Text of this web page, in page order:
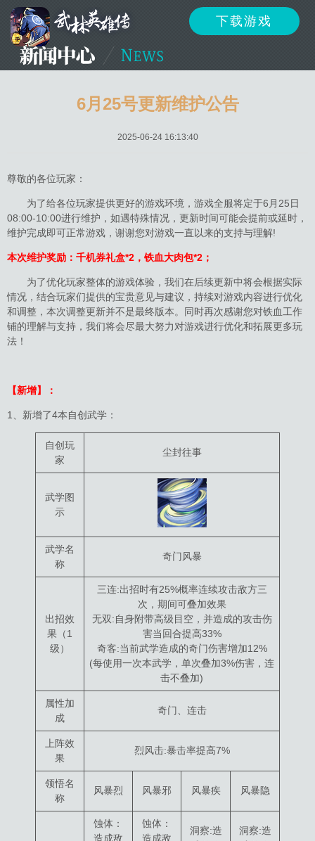
下载游戏
6月25号更新维护公告
2025-06-24 16:13:40
尊敬的各位玩家：
为了给各位玩家提供更好的游戏环境，游戏全服将定于6月25日
08:00-10:00进行维护，如遇特殊情况，更新时间可能会提前或延时，
维护完成即可正常游戏，谢谢您对游戏一直以来的支持与理解!
本次维护奖励：千机券礼盒*2，铁血大肉包*2；
为了优化玩家整体的游戏体验，我们在后续更新中将会根据实际
情况，结合玩家们提供的宝贵意见与建议，持续对游戏内容进行优化
和调整，本次调整更新并不是最终版本。同时再次感谢您对铁血工作
铺的理解与支持，我们将会尽最大努力对游戏进行优化和拓展更多玩
法！
【新增】：
1、新增了4本自创武学：
自创玩
家
尘封往事
武学图
示
武学名
称
奇门风暴
出招效
果（1
级）
三连:出招时有25%概率连续攻击敌方三
次，期间可叠加效果
无双:自身附带高级目空，并造成的攻击伤
害当回合提高33%
奇客:当前武学造成的奇门伤害增加12%
(每使用一次本武学，单次叠加3%伤害，连
击不叠加)
属性加
成
奇门、连击
上阵效
果
烈风击:暴击率提高7%
领悟名
称
风暴烈 风暴邪 风暴疾 风暴隐
蚀体：
造成敌
蚀体：
造成敌
洞察:造
洞察:造
资讯
资料
反馈 下载 客服